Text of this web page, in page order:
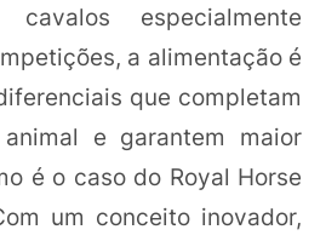
especialmente
a alimentação é
que completam
e garantem maior
é o caso do Royal Horse
um conceito inovador,